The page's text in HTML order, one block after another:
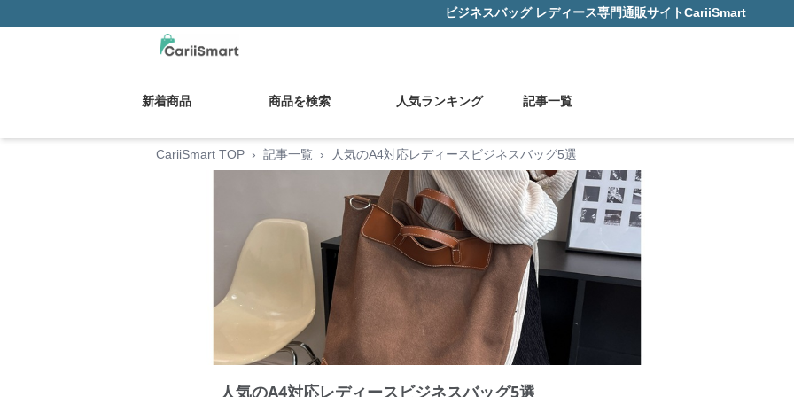
ビジネスバッグ レディース専門通販サイトCariiSmart
新着商品 商品を検索 人気ランキング 記事一覧
CariiSmart TOP › 記事一覧 › 人気のA4対応レディースビジネスバッグ5選
人気のA4対応レディースビジネスバッグ5選